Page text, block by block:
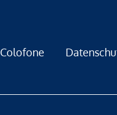
Colofone